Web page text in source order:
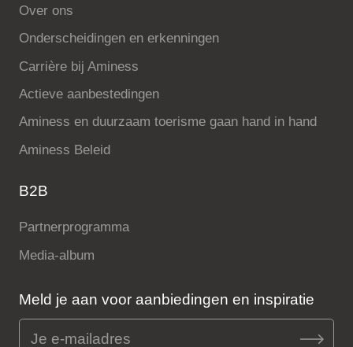
Over ons
Onderscheidingen en erkenningen
Carrière bij Aminess
Actieve aanbestedingen
Aminess en duurzaam toerisme gaan hand in hand
Aminess Beleid
B2B
Partnerprogramma
Media-album
Meld je aan voor aanbiedingen en inspiratie